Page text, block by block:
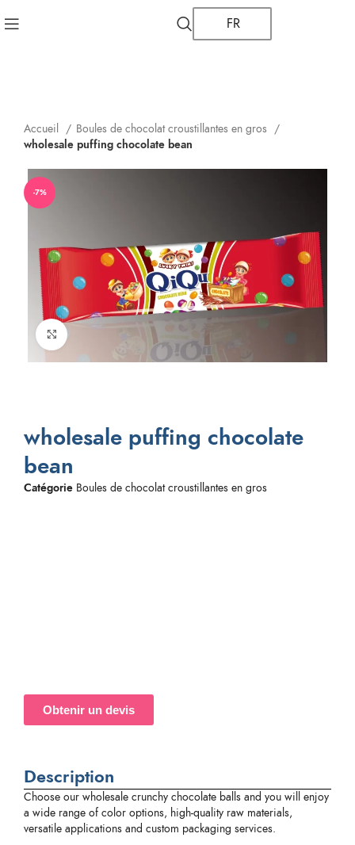
FR
Accueil
Boules de chocolat croustillantes en gros
wholesale puffing chocolate bean
-7%
Cliquez pour agrandir
wholesale puffing chocolate
bean
Catégorie Boules de chocolat croustillantes en gros
Obtenir un devis
Description
Choose our wholesale crunchy chocolate balls and you will enjoy
a wide range of color options, high-quality raw materials,
versatile applications and custom packaging services.